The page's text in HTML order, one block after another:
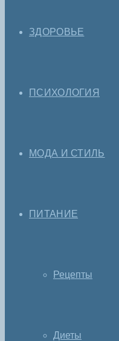
ЗДОРОВЬЕ
ПСИХОЛОГИЯ
МОДА И СТИЛЬ
ПИТАНИЕ
Рецепты
Диеты